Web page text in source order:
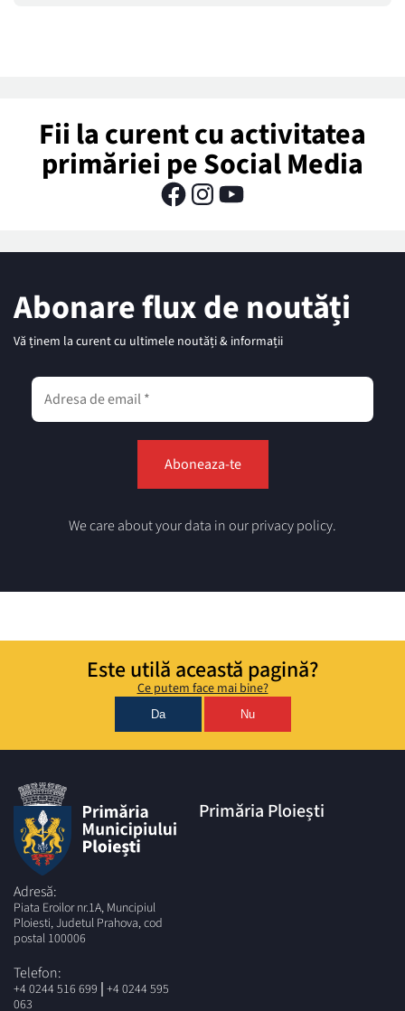
Fii la curent cu activitatea
primăriei pe Social Media
Abonare flux de noutăți
Vă ținem la curent cu ultimele noutăți & informații
We care about your data in our privacy policy.
Este utilă această pagină?
Ce putem face mai bine?
Da Nu
Adresă:
Piata Eroilor nr.1A, Muncipiul
Ploiesti, Judetul Prahova, cod
postal 100006
Telefon:
+4 0244 516 699 | +4 0244 595
063
Primăria Ploiești